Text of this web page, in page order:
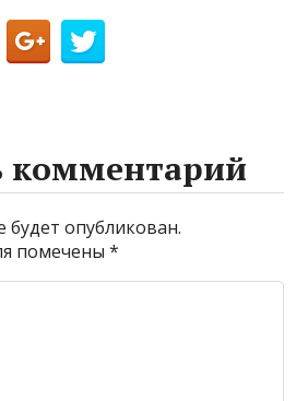
комментарий
будет опубликован.
помечены*